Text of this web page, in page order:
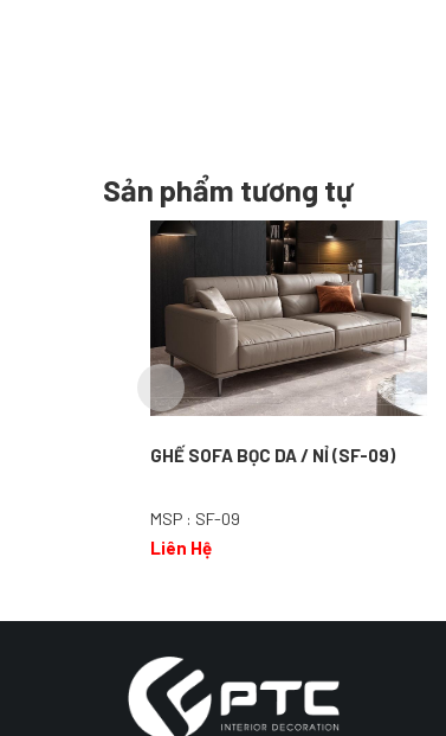
Sản phẩm tương tự
GHẾ SOFA BỌC DA / NỈ (SF-09)
MSP : SF-09
Liên Hệ